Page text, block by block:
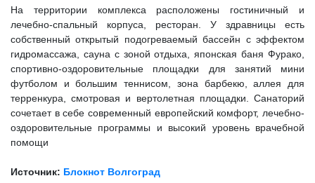
На территории комплекса расположены гостиничный и
лечебно-спальный корпуса, ресторан. У здравницы есть
собственный открытый подогреваемый бассейн с эффектом
гидромассажа, сауна с зоной отдыха, японская баня Фурако,
спортивно-оздоровительные площадки для занятий мини
футболом и большим теннисом, зона барбекю, аллея для
терренкура, смотровая и вертолетная площадки. Санаторий
сочетает в себе современный европейский комфорт, лечебно-
оздоровительные программы и высокий уровень врачебной
помощи
Источник: Блокнот Волгоград